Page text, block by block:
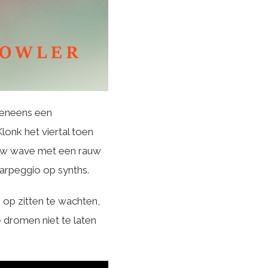
een
het viertal toen
wave met een rauw
op synths.
zitten te wachten,
dromen niet te laten